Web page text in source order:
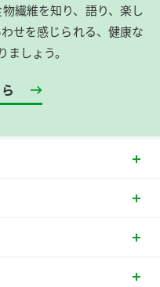
繊維を知り、語り、楽し
せを感じられる、健康な
しょう。